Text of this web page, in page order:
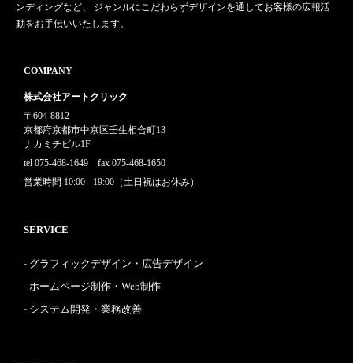
ンディングなど、 ジャンルにこだわらずデザインを通してお客様の広報活
動をお手伝いいたします。
COMPANY
株式会社アートクリック
〒604-8812
京都府京都市中京区壬生相合町13
ナカミチビル1F
tel 075-468-1649 fax 075-468-1650
営業時間 10:00 - 19:00（土日祝はお休み）
SERVICE
グラフィックデザイン・広告デザイン
ホームページ制作・Web制作
システム開発・業務改善